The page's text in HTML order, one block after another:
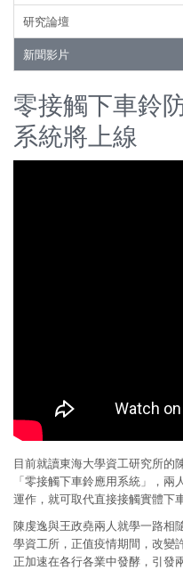
研究論壇
新聞影片
零接觸下車鈴
系統將上線
目前就讀東海大學資工研究所的
「零接觸下車鈴應用系統」，
運作，就可取代直接接觸實體下車
陳虔逸與王政堯兩人就學一路相
學資工所，正值疫情期間，改變
正加速在各行各業中發酵，引發